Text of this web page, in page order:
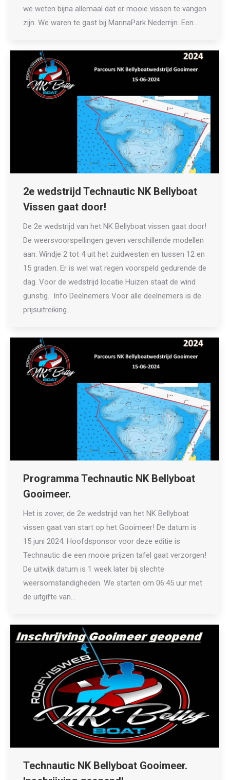
we weten bijna allemaal dat er mooie vissen te vangen
zijn. We waren te gast bij MarinaPark Nederrijn. Een…
2e wedstrijd Technautic NK Bellyboat
Vissen gaat door!
De 2e wedstrijd van het NK Bellyboat vissen gaat door!
De weersvoorspellingen geven verschillende modellen
aan. Windje 2 tot 4 uit het zuidwesten en tussen 12 en
15 graden. Er is wel wat regen voorspeld gedurende de
dag. Voor de wedstrijd locatie Huizen staat de wind
gunstig. Info Deelnemers Voor alle deelnemers is de
prijsuitreiking…
Programma Technautic NK Bellyboat
Gooimeer.
Het is zover, de 2e wedstrijd van het NK Bellyboat
vissen gaat van start op het Gooimeer! De datum is
15 juni 2024. Hoofdsponsor voor deze editie is
Technautic die een mooie prijzen tafel gaat verzorgen!
De uitwijk datum is 1 week later bij slechte
weersomstandigheden. We starten om 06:45 uur met
de uitgifte van…
Technautic NK Bellyboat Gooimeer.